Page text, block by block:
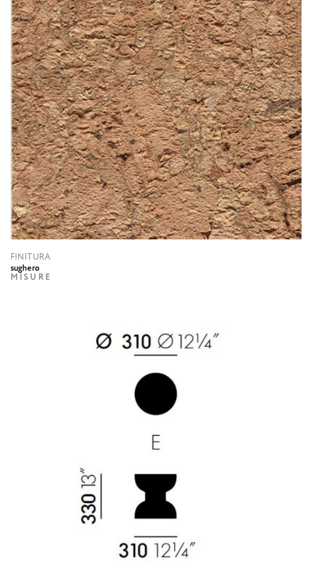
FINITURA
sughero
MISURE